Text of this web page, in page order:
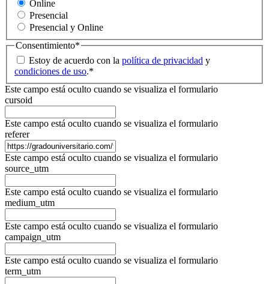
Online
Presencial
Presencial y Online
Consentimiento*
Estoy de acuerdo con la política de privacidad y
condiciones de uso.*
Este campo está oculto cuando se visualiza el formulario
cursoid
Este campo está oculto cuando se visualiza el formulario
referer
Este campo está oculto cuando se visualiza el formulario
source_utm
Este campo está oculto cuando se visualiza el formulario
medium_utm
Este campo está oculto cuando se visualiza el formulario
campaign_utm
Este campo está oculto cuando se visualiza el formulario
term_utm